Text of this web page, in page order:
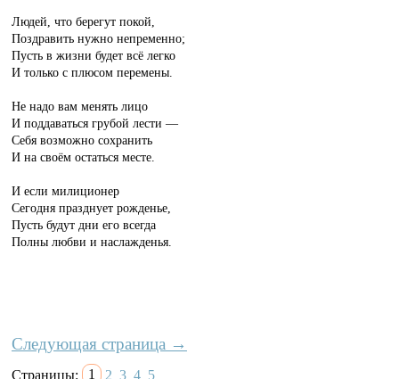
Людей, что берегут покой,
Поздравить нужно непременно;
Пусть в жизни будет всё легко
И только с плюсом перемены.
Не надо вам менять лицо
И поддаваться грубой лести —
Себя возможно сохранить
И на своём остаться месте.
И если милиционер
Сегодня празднует рожденье,
Пусть будут дни его всегда
Полны любви и наслажденья.
Следующая страница →
Страницы: 1 2 3 4 5